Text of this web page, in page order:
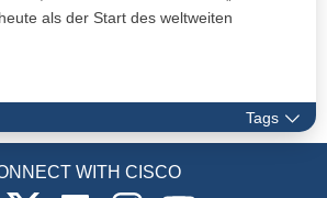
als der Start des weltweiten
Tags
WITH CISCO